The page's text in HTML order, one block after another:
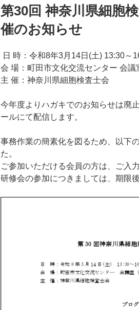
稿
日:
第30回 神奈川県細胞
催のお知らせ
日 時：令和8年3月14日(土) 13:30～
会 場：町田市文化交流センター 会議
主 催：神奈川県細胞検査士会
今年度よりハガキでのお知らせは廃
ールにて配信します。
事務作業の簡素化を図るため、以下
た。
ご参加いただける会員の方は、ご入
研修会の参加につきましては、期限